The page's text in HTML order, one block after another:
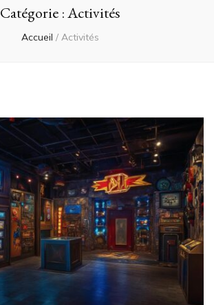
Catégorie :Activités
Accueil / Activités